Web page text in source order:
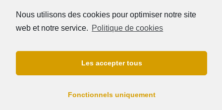
Nous utilisons des cookies pour optimiser notre site
web et notre service. Politique de cookies
Les accepter tous
Fonctionnels uniquement
77176 Savigny-Le-Temple
FAQ